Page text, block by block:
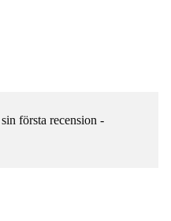
första recension -